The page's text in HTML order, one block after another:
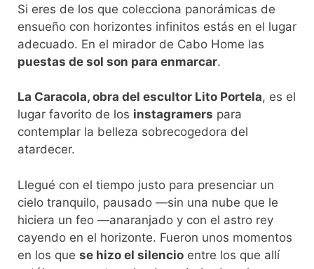
Si eres de los que colecciona panorámicas de
ensueño con horizontes infinitos estás en el lugar
adecuado. En el mirador de Cabo Home las
puestas de sol son para enmarcar.
La Caracola, obra del escultor Lito Portela, es el
lugar favorito de los instagramers para
contemplar la belleza sobrecogedora del
atardecer.
Llegué con el tiempo justo para presenciar un
cielo tranquilo, pausado —sin una nube que le
hiciera un feo —anaranjado y con el astro rey
cayendo en el horizonte. Fueron unos momentos
en los que se hizo el silencio entre los que allí